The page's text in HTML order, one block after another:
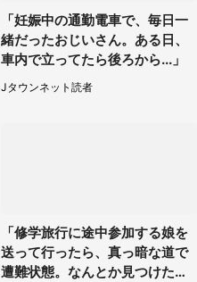
「妊娠中の通勤電車で、毎日一
緒だったおじいさん。ある日、
車内で立ってたら後ろから...」
Jタウンネット読者
「修学旅行に途中参加する娘を
送って行ったら、真っ暗な道で
遭難状態。なんとか見つけた民